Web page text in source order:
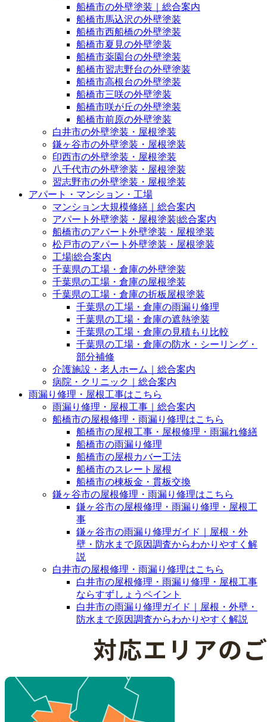
船橋市の外壁塗装｜総合案内
船橋市馬込沢の外壁塗装
船橋市西船橋の外壁塗装
船橋市夏見の外壁塗装
船橋市薬園台の外壁塗装
船橋市習志野台の外壁塗装
船橋市高根台の外壁塗装
船橋市三咲の外壁塗装
船橋市咲が丘の外壁塗装
船橋市前原の外壁塗装
白井市の外壁塗装・屋根塗装
鎌ヶ谷市の外壁塗装・屋根塗装
印西市の外壁塗装・屋根塗装
八千代市の外壁塗装・屋根塗装
習志野市の外壁塗装・屋根塗装
アパート・マンション・工場
マンション大規模修繕｜総合案内
アパート外壁塗装・屋根塗装|総合案内
船橋市のアパート外壁塗装・屋根塗装
松戸市のアパート外壁塗装・屋根塗装
工場|総合案内
千葉県の工場・倉庫の外壁塗装
千葉県の工場・倉庫の屋根塗装
千葉県の工場・倉庫の折板屋根塗装
千葉県の工場・倉庫の雨漏り修理
千葉県の工場・倉庫の遮熱塗装
千葉県の工場・倉庫の見積もり比較
千葉県の工場・倉庫の防水・シーリング・
部分補修
介護施設・老人ホーム｜総合案内
病院・クリニック｜総合案内
雨漏り修理・屋根工事はこちら
雨漏り修理・屋根工事｜総合案内
船橋市の屋根修理・雨漏り修理はこちら
船橋市の屋根工事・屋根修理・雨漏れ修繕
船橋市の雨漏り修理
船橋市の屋根カバー工法
船橋市のスレート屋根
船橋市の棟板金・貫板交換
鎌ヶ谷市の屋根修理・雨漏り修理はこちら
鎌ヶ谷市の屋根修理・雨漏り修理・屋根工
事
鎌ヶ谷市の雨漏り修理ガイド｜屋根・外
壁・防水まで原因調査からわかりやすく解
説
白井市の屋根修理・雨漏り修理はこちら
白井市の屋根修理・雨漏り修理・屋根工事
ならすずしょうペイント
白井市の雨漏り修理ガイド｜屋根・外壁・
防水まで原因調査からわかりやすく解説